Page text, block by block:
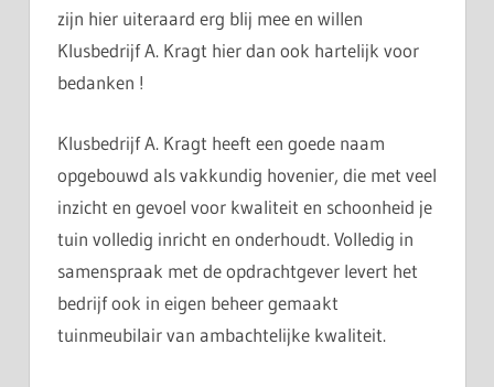
zijn hier uiteraard erg blij mee en willen
Klusbedrijf A. Kragt hier dan ook hartelijk voor
bedanken !
Klusbedrijf A. Kragt heeft een goede naam
opgebouwd als vakkundig hovenier, die met veel
inzicht en gevoel voor kwaliteit en schoonheid je
tuin volledig inricht en onderhoudt. Volledig in
samenspraak met de opdrachtgever levert het
bedrijf ook in eigen beheer gemaakt
tuinmeubilair van ambachtelijke kwaliteit.